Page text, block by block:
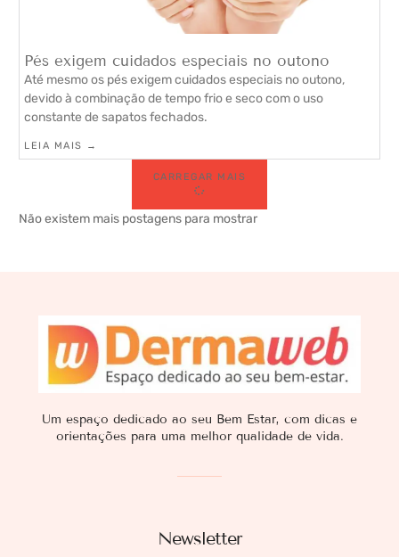
Pés exigem cuidados especiais no outono
Até mesmo os pés exigem cuidados especiais no outono,
devido à combinação de tempo frio e seco com o uso
constante de sapatos fechados.
LEIA MAIS →
CARREGAR MAIS
Não existem mais postagens para mostrar
Newsletter
Um espaço dedicado ao seu Bem Estar, com dicas e
orientações para uma melhor qualidade de vida.